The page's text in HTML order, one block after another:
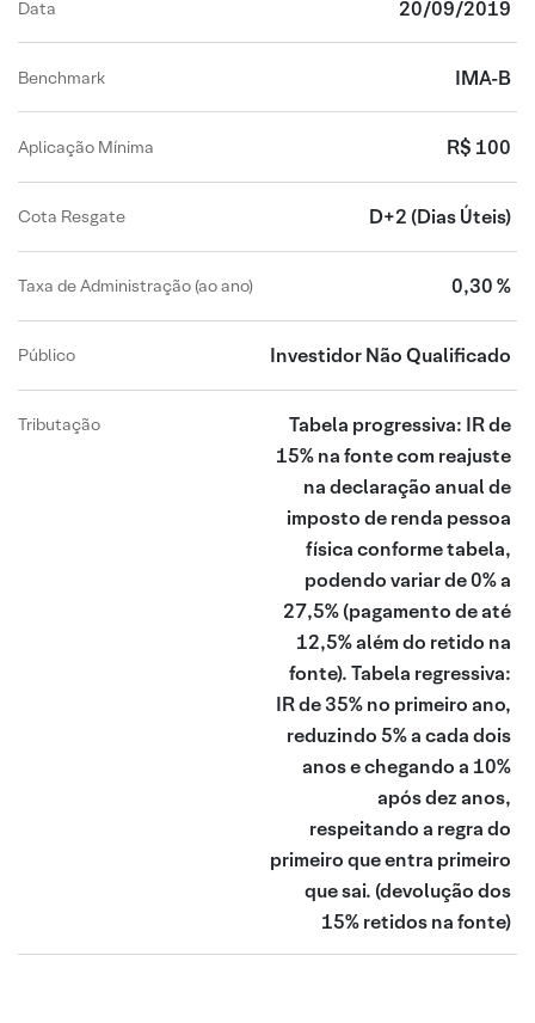
Data 20/09/2019
Benchmark IMA-B
Aplicação Mínima R$ 100
Cota Resgate D+2 (Dias Úteis)
Taxa de Administração (ao ano) 0,30 %
Público Investidor Não Qualificado
Tributação
Tabela progressiva: IR de
15% na fonte com reajuste
na declaração anual de
imposto de renda pessoa
física conforme tabela,
podendo variar de 0% a
27,5% (pagamento de até
12,5% além do retido na
fonte). Tabela regressiva:
IR de 35% no primeiro ano,
reduzindo 5% a cada dois
anos e chegando a 10%
após dez anos,
respeitando a regra do
primeiro que entra primeiro
que sai. (devolução dos
15% retidos na fonte)